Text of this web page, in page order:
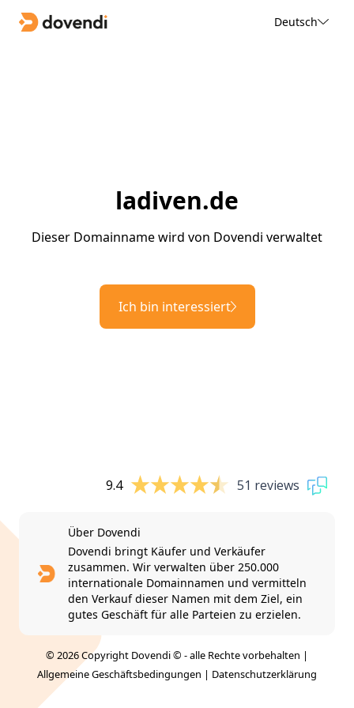
Deutsch
ladiven.de
Dieser Domainname wird von Dovendi verwaltet
Ich bin interessiert
9.4 51 reviews
Über Dovendi
Dovendi bringt Käufer und Verkäufer
zusammen. Wir verwalten über 250.000
internationale Domainnamen und vermitteln
den Verkauf dieser Namen mit dem Ziel, ein
gutes Geschäft für alle Parteien zu erzielen.
© 2026 Copyright Dovendi © - alle Rechte vorbehalten |
Allgemeine Geschäftsbedingungen | Datenschutzerklärung